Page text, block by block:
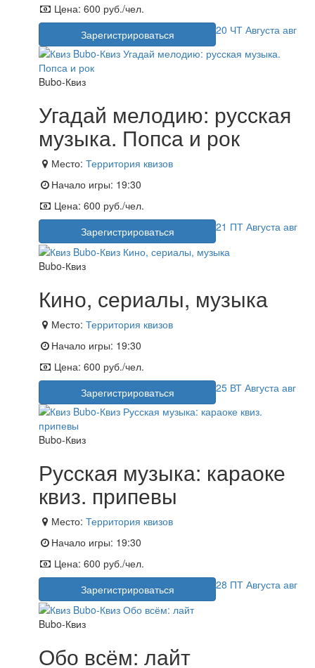
Цена: 600 руб./чел.
Зарегистрироваться
20 ЧТ Августа авг
Bubo-Квиз
Угадай мелодию: русская
музыка. Попса и рок
Место: Территория квизов
Начало игры: 19:30
Цена: 600 руб./чел.
Зарегистрироваться
21 ПТ Августа авг
Bubo-Квиз
Кино, сериалы, музыка
Место: Территория квизов
Начало игры: 19:30
Цена: 600 руб./чел.
Зарегистрироваться
25 ВТ Августа авг
Bubo-Квиз
Русская музыка: караоке
квиз. припевы
Место: Территория квизов
Начало игры: 19:30
Цена: 600 руб./чел.
Зарегистрироваться
28 ПТ Августа авг
Bubo-Квиз
Обо всём: лайт